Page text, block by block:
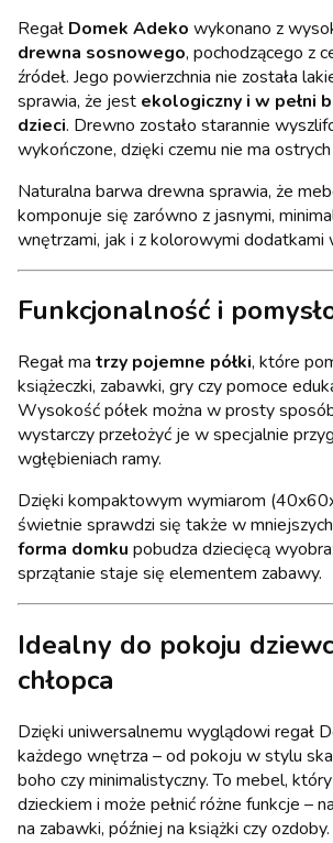
Regał Domek Adeko wykonano z
drewna sosnowego, pochodzącego z
źródeł. Jego powierzchnia nie została
sprawia, że jest ekologiczny i w pełni
dzieci. Drewno zostało starannie
wykończone, dzięki czemu nie ma
Naturalna barwa drewna sprawia, że
komponuje się zarówno z jasnymi,
wnętrzami, jak i z kolorowymi dodatkami
Funkcjonalność i
Regał ma trzy pojemne półki, które
książeczki, zabawki, gry czy pomoce
Wysokość półek można w prosty
wystarczy przełożyć je w specjalnie
wgłębieniach ramy.
Dzięki kompaktowym wymiarom
świetnie sprawdzi się także w
forma domku pobudza dziecięcą
sprzątanie staje się elementem zabawy.
Idealny do pokoju
chłopca
Dzięki uniwersalnemu wyglądowi regał
każdego wnętrza – od pokoju w stylu
boho czy minimalistyczny. To mebel,
dzieckiem i może pełnić różne funkcje –
na zabawki, później na książki czy ozdoby.